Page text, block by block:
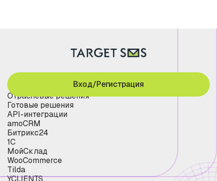
Отраслевые решения
Готовые решения
API-интеграции
amoCRM
Битрикс24
1С
МойСклад
WooCommerce
Tilda
YCLIENTS
Вход/Регистрация